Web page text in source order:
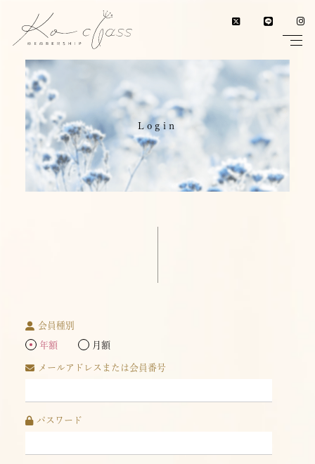
Login
会員種別
年額 月額
メールアドレスまたは会員番号
パスワード